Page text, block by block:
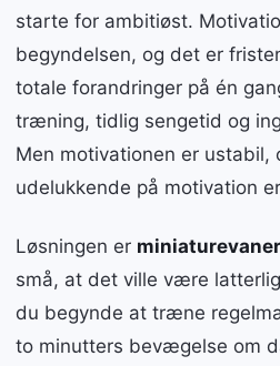
starte for ambitiøst.
begyndelsen, og det er
totale forandringer på én
træning, tidlig sengetid og
Men motivationen er ustabil,
udelukkende på motivation
Løsningen er miniaturevaner
små, at det ville være
du begynde at træne
to minutters bevægelse om